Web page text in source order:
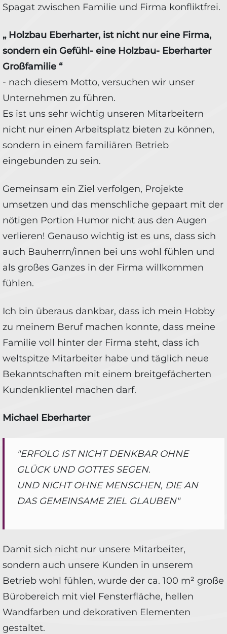
Spagat zwischen Familie und Firma konfliktfrei.
„ Holzbau Eberharter, ist nicht nur eine Firma,
sondern ein Gefühl- eine Holzbau- Eberharter
Großfamilie “
- nach diesem Motto, versuchen wir unser
Unternehmen zu führen.
Es ist uns sehr wichtig unseren Mitarbeitern
nicht nur einen Arbeitsplatz bieten zu können,
sondern in einem familiären Betrieb
eingebunden zu sein.
Gemeinsam ein Ziel verfolgen, Projekte
umsetzen und das menschliche gepaart mit der
nötigen Portion Humor nicht aus den Augen
verlieren! Genauso wichtig ist es uns, dass sich
auch Bauherrn/innen bei uns wohl fühlen und
als großes Ganzes in der Firma willkommen
fühlen.
Ich bin überaus dankbar, dass ich mein Hobby
zu meinem Beruf machen konnte, dass meine
Familie voll hinter der Firma steht, dass ich
weltspitze Mitarbeiter habe und täglich neue
Bekanntschaften mit einem breitgefächerten
Kundenklientel machen darf.
Michael Eberharter
"ERFOLG IST NICHT DENKBAR OHNE
GLÜCK UND GOTTES SEGEN.
UND NICHT OHNE MENSCHEN, DIE AN
DAS GEMEINSAME ZIEL GLAUBEN"
Damit sich nicht nur unsere Mitarbeiter,
sondern auch unsere Kunden in unserem
Betrieb wohl fühlen, wurde der ca. 100 m² große
Bürobereich mit viel Fensterfläche, hellen
Wandfarben und dekorativen Elementen
gestaltet.